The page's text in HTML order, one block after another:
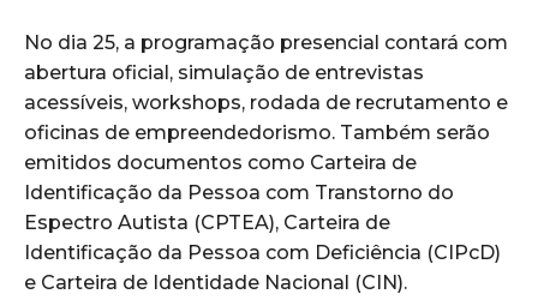
No dia 25, a programação presencial contará com
abertura oficial, simulação de entrevistas
acessíveis, workshops, rodada de recrutamento e
oficinas de empreendedorismo. Também serão
emitidos documentos como Carteira de
Identificação da Pessoa com Transtorno do
Espectro Autista (CPTEA), Carteira de
Identificação da Pessoa com Deficiência (CIPcD)
e Carteira de Identidade Nacional (CIN).